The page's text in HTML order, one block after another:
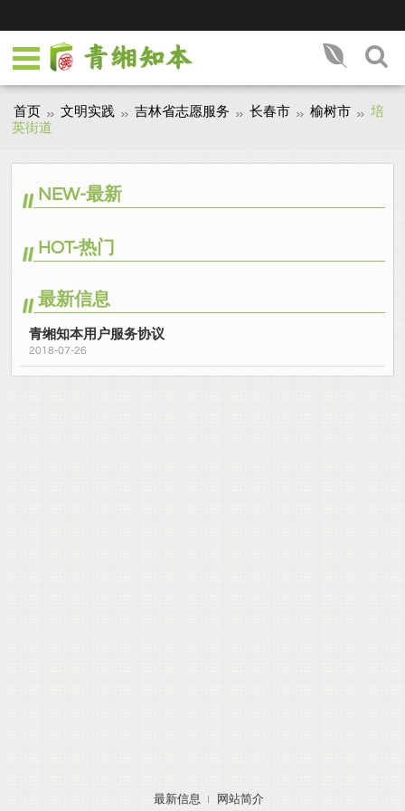
首页 文明实践 吉林省志愿服务 长春市 榆树市
培
英街道
NEW-最新
HOT-热门
最新信息
青缃知本用户服务协议
2018-07-26
最新信息 网站简介